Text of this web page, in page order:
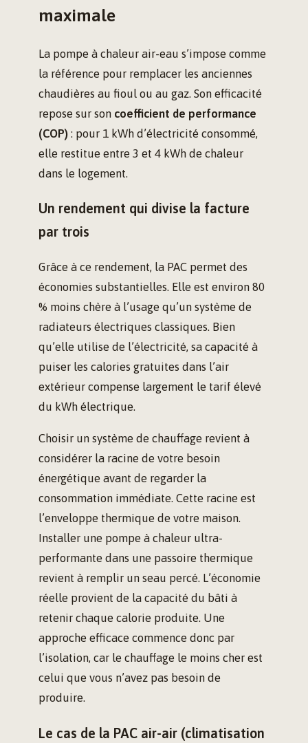
maximale
La pompe à chaleur air-eau s’impose comme
la référence pour remplacer les anciennes
chaudières au fioul ou au gaz. Son efficacité
repose sur son coefficient de performance
(COP) : pour 1 kWh d’électricité consommé,
elle restitue entre 3 et 4 kWh de chaleur
dans le logement.
Un rendement qui divise la facture
par trois
Grâce à ce rendement, la PAC permet des
économies substantielles. Elle est environ 80
% moins chère à l’usage qu’un système de
radiateurs électriques classiques. Bien
qu’elle utilise de l’électricité, sa capacité à
puiser les calories gratuites dans l’air
extérieur compense largement le tarif élevé
du kWh électrique.
Choisir un système de chauffage revient à
considérer la racine de votre besoin
énergétique avant de regarder la
consommation immédiate. Cette racine est
l’enveloppe thermique de votre maison.
Installer une pompe à chaleur ultra-
performante dans une passoire thermique
revient à remplir un seau percé. L’économie
réelle provient de la capacité du bâti à
retenir chaque calorie produite. Une
approche efficace commence donc par
l’isolation, car le chauffage le moins cher est
celui que vous n’avez pas besoin de
produire.
Le cas de la PAC air-air (climatisation